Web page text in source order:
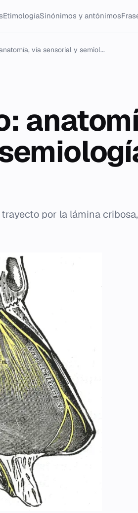
EtimologíaSinónimos y antónimos
vía sensorial y semiol...
por la lámina